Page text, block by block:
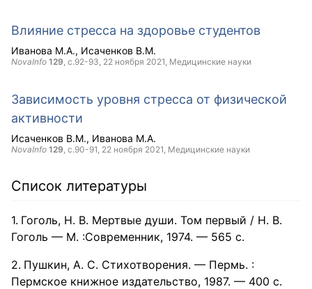
Влияние стресса на здоровье студентов
Иванова М.А. Исаченков В.М.
NovaInfo 129, с.92-93, 22 ноября 2021, Медицинские науки
Зависимость уровня стресса от физической
активности
Исаченков В.М. Иванова М.А.
NovaInfo 129, с.90-91, 22 ноября 2021, Медицинские науки
Список литературы
Гоголь, Н. В. Мертвые души. Том первый / Н. В.
Гоголь — М. :Современник, 1974. — 565 с.
Пушкин, А. С. Стихотворения. — Пермь. :
Пермское книжное издательство, 1987. — 400 с.